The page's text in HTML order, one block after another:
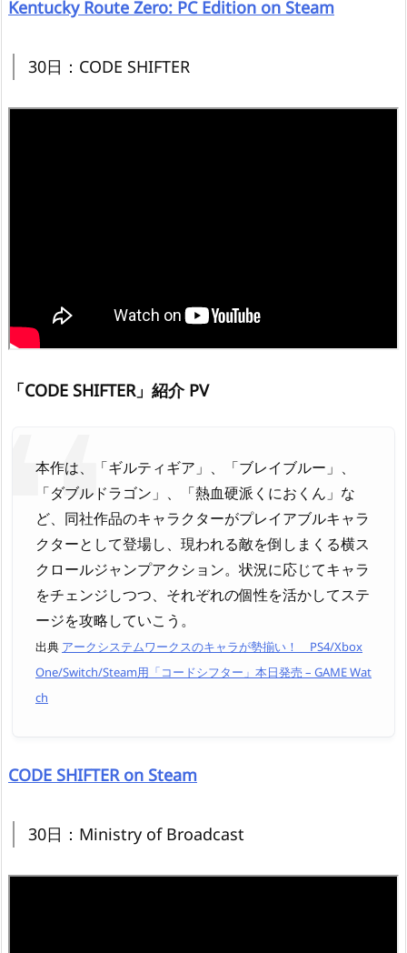
Kentucky Route Zero: PC Edition on Steam
30日：CODE SHIFTER
「CODE SHIFTER」紹介 PV
本作は、「ギルティギア」、「ブレイブルー」、
「ダブルドラゴン」、「熱血硬派くにおくん」な
ど、同社作品のキャラクターがプレイアブルキャラ
クターとして登場し、現われる敵を倒しまくる横ス
クロールジャンプアクション。状況に応じてキャラ
をチェンジしつつ、それぞれの個性を活かしてステ
ージを攻略していこう。
出典 アークシステムワークスのキャラが勢揃い！ PS4/Xbox
One/Switch/Steam用「コードシフター」本日発売 – GAME Wat
ch
CODE SHIFTER on Steam
30日：Ministry of Broadcast